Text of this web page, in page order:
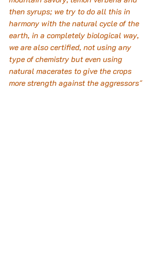
then syrups; we try to do all this in
harmony with the natural cycle of the
earth, in a completely biological way,
we are also certified, not using any
type of chemistry but even using
natural macerates to give the crops
more strength against the aggressors"